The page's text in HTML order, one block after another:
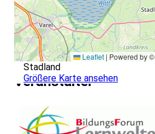
Leaflet | Powered by ©
Stadland
Größere Karte ansehen
Veranstalter